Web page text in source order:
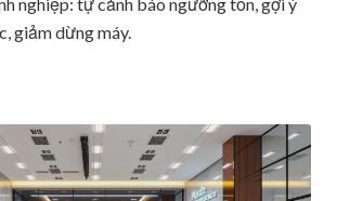
giảm dừng máy.